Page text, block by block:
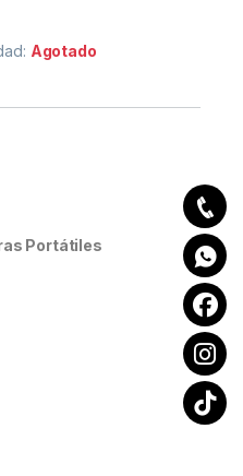
Agotado
Portátiles